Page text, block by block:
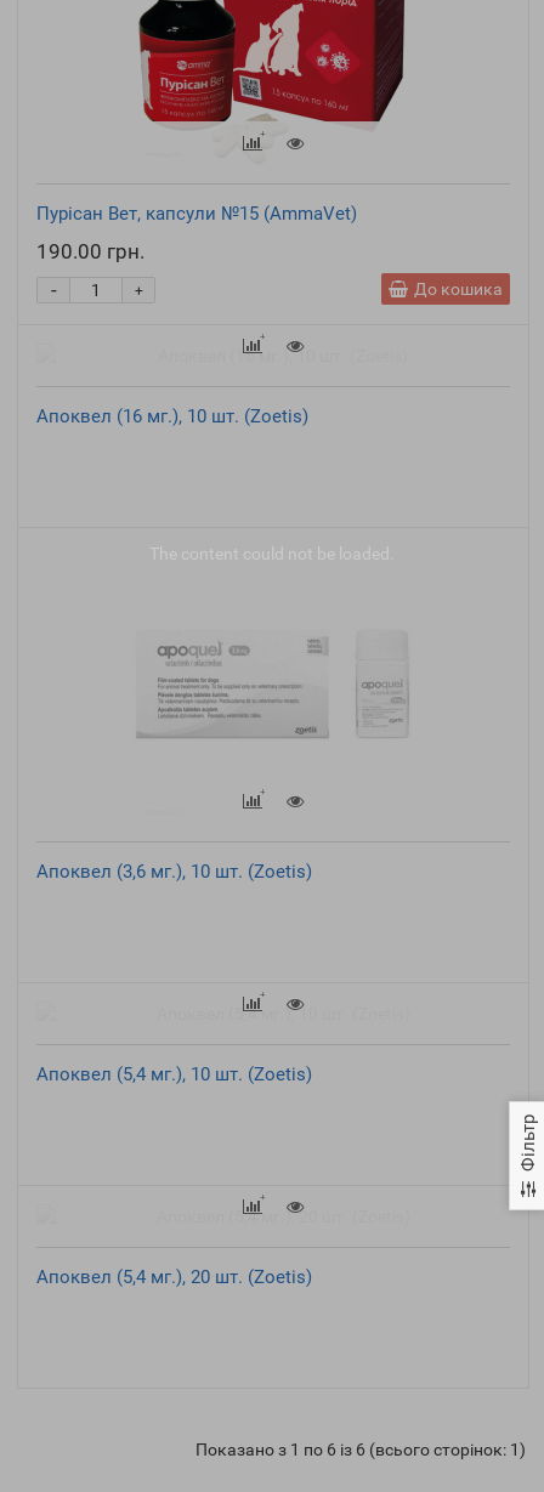
The content could not be loaded.
Фільтр
Пурісан Вет, капсули №15 (AmmaVet)
190.00 грн.
+
- До кошика
Апоквел (16 мг.), 10 шт. (Zoetis)
Апоквел (3,6 мг.), 10 шт. (Zoetis)
Апоквел (5,4 мг.), 10 шт. (Zoetis)
Апоквел (5,4 мг.), 20 шт. (Zoetis)
Показано з 1 по 6 із 6 (всього сторінок: 1)